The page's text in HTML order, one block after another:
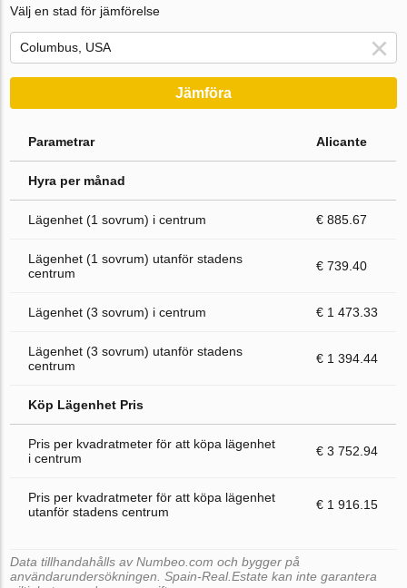
Välj en stad för jämförelse
Jämföra
Parametrar Alicante
Hyra per månad
Lägenhet (1 sovrum) i centrum € 885.67
Lägenhet (1 sovrum) utanför stadens
centrum
€ 739.40
Lägenhet (3 sovrum) i centrum € 1 473.33
Lägenhet (3 sovrum) utanför stadens
centrum
€ 1 394.44
Köp Lägenhet Pris
Pris per kvadratmeter för att köpa lägenhet
i centrum
€ 3 752.94
Pris per kvadratmeter för att köpa lägenhet
utanför stadens centrum
€ 1 916.15
Data tillhandahålls av Numbeo.com och bygger på
användarundersökningen. Spain-Real.Estate kan inte garantera